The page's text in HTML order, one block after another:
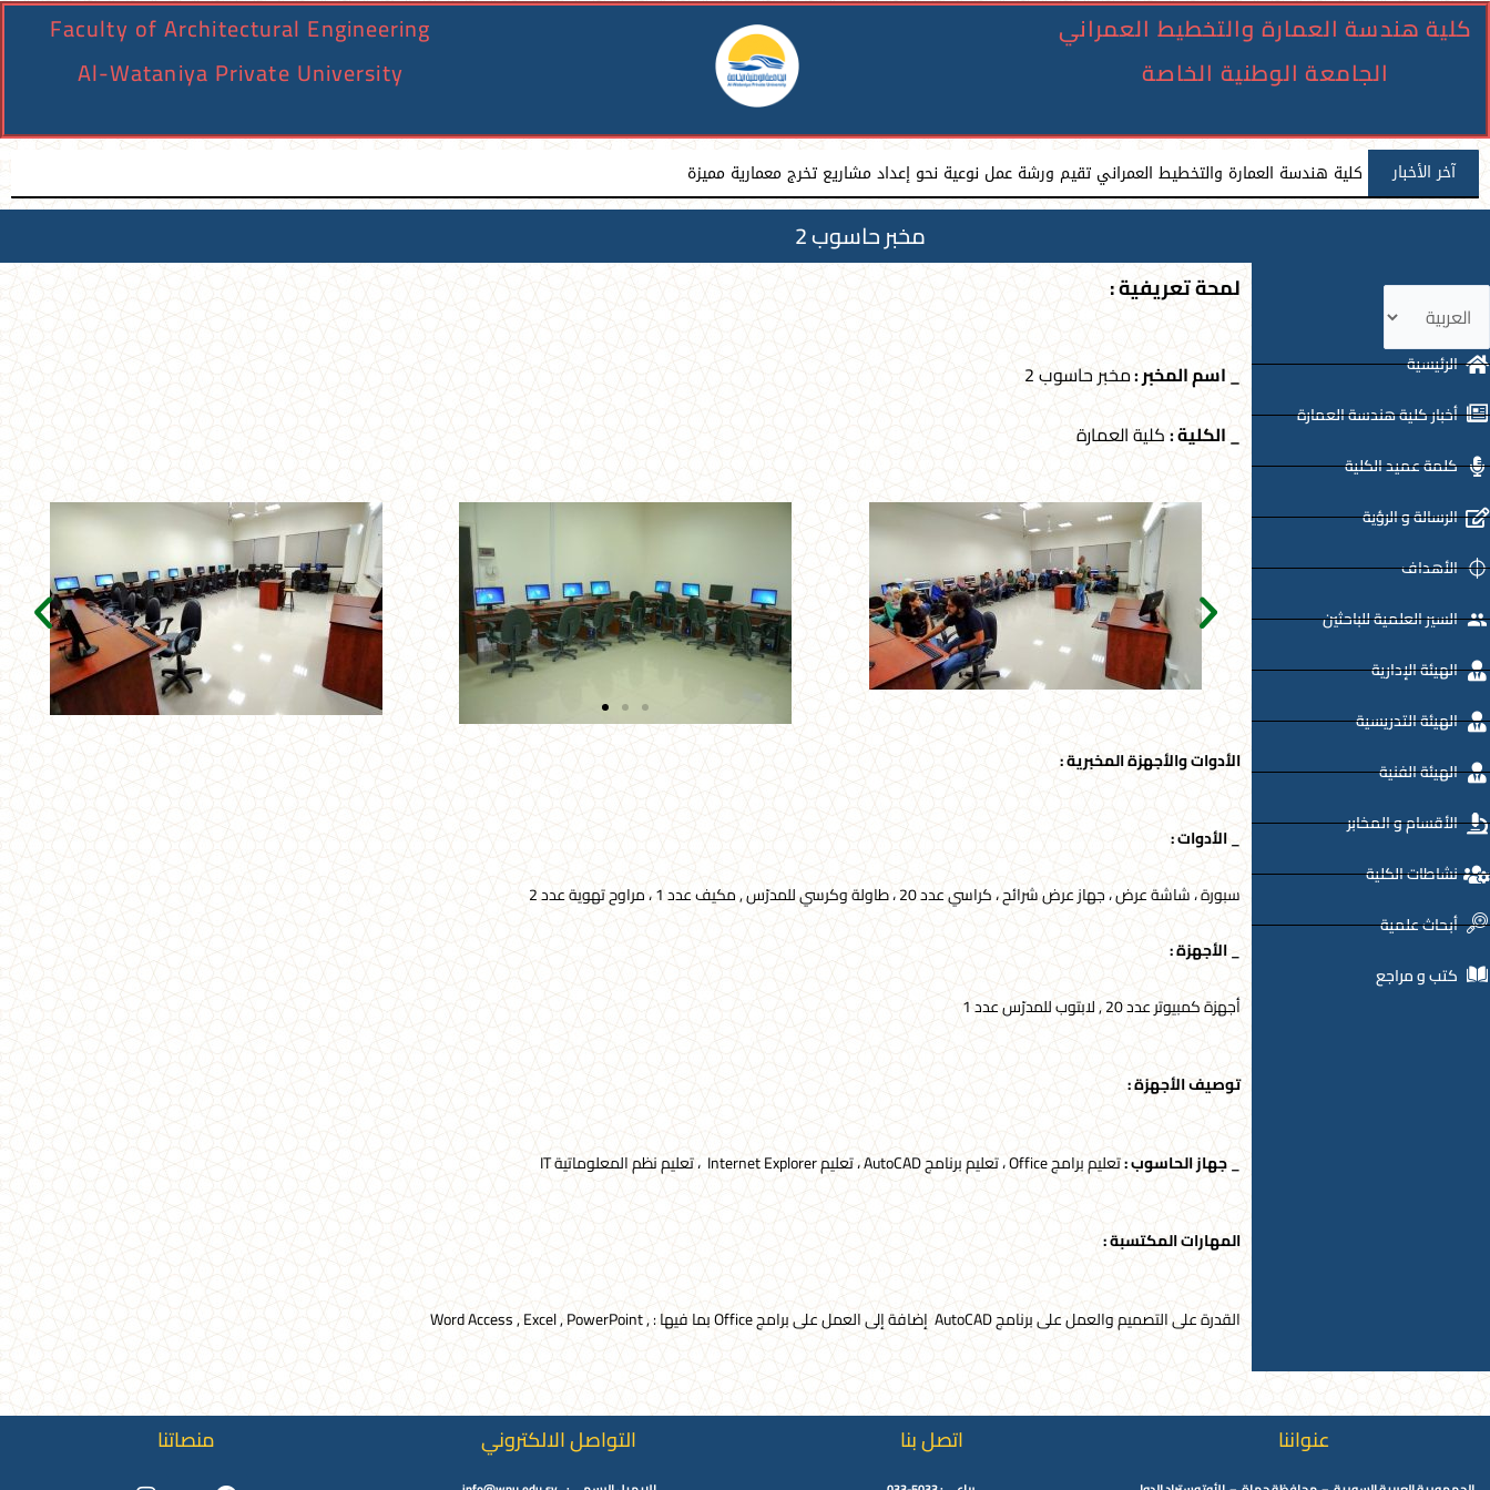
كلية هندسة العمارة والتخطيط العمراني
الجامعة الوطنية الخاصة
Faculty of Architectural Engineering
Al-Wataniya Private University
آخر الأخبار كلية هندسة العمارة والتخطيط العمراني تقيم ورشة عمل نوعية نحو إعداد مشاريع تخرج معمارية مميزة
مخبر حاسوب 2
لغة
الرئيسية
أخبار كلية هندسة العمارة
كلمة عميد الكلية
الرسالة و الرؤية
الأهداف
السير العلمية للباحثين
الهيئة الإدارية
الهيئة التدريسية
الهيئة الفنية
الأقسام و المخابر
نشاطات الكلية
أبحاث علمية
كتب و مراجع
لمحة تعريفية :
_ اسم المخبر :مخبر حاسوب 2
_ الكلية :كلية العمارة
الأدوات والأجهزة المخبرية :
_ الأدوات :
سبورة ، شاشة عرض ، جهاز عرض شرائح ، كراسي عدد 20 ، طاولة وكرسي للمدرّس , مكيف عدد 1 ، مراوح تهوية عدد 2
_ الأجهزة :
أجهزة كمبيوتر عدد 20 , لابتوب للمدرّس عدد 1
توصيف الأجهزة :
_ جهاز الحاسوب :تعليم برامج Office ، تعليم برنامج AutoCAD ، تعليم Internet Explorer ، تعليم نظم المعلوماتية IT
المهارات المكتسبة :
القدرة على التصميم والعمل على برنامج AutoCAD إضافة إلى العمل على برامج Office بما فيها : , Word Access , Excel , PowerPoint
عنواننا اتصل بنا التواصل الالكتروني منصاتنا